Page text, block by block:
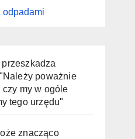
odpadami
poważnie
czy my w ogóle
tego urzędu"
znacząco